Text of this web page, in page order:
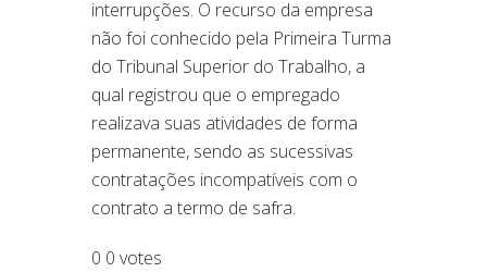
interrupções. O recurso da empresa
não foi conhecido pela Primeira Turma
do Tribunal Superior do Trabalho, a
qual registrou que o empregado
realizava suas atividades de forma
permanente, sendo as sucessivas
contratações incompatíveis com o
contrato a termo de safra.
0 0 votes